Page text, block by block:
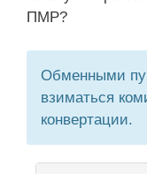
ПМР?
Обменными
взиматься
конвертации.